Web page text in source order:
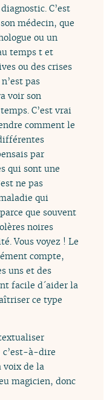
C’est
médecin, que
ou un
temps t et
ou des crises
pas
voir son
C’est vrai
comment le
par
qui sont une
ne pas
qui
que souvent
noires
Vous voyez ! Le
compte,
uns et des
facile d´aider la
ce type
c’est-à-dire
voix de la
magicien, donc